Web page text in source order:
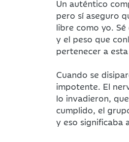
Un auténtico
pero sí aseguro
libre como yo.
y el peso que
pertenecer a
Cuando se
impotente. El
lo invadieron,
cumplido, el
y eso significaba